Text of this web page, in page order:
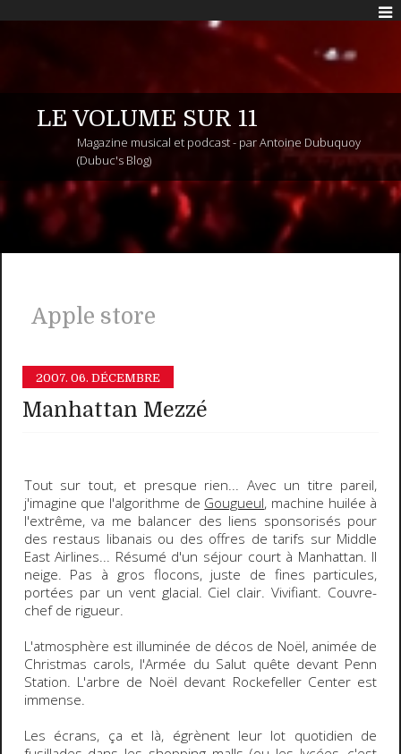
LE VOLUME SUR 11
Magazine musical et podcast - par Antoine Dubuquoy
(Dubuc's Blog)
Apple store
2007. 06. DÉCEMBRE
Manhattan Mezzé
Tout sur tout, et presque rien... Avec un titre pareil,
j'imagine que l'algorithme de Gougueul, machine huilée à
l'extrême, va me balancer des liens sponsorisés pour
des restaus libanais ou des offres de tarifs sur Middle
East Airlines... Résumé d'un séjour court à Manhattan. Il
neige. Pas à gros flocons, juste de fines particules,
portées par un vent glacial. Ciel clair. Vivifiant. Couvre-
chef de rigueur.
L'atmosphère est illuminée de décos de Noël, animée de
Christmas carols, l'Armée du Salut quête devant Penn
Station. L'arbre de Noël devant Rockefeller Center est
immense.
Les écrans, ça et là, égrènent leur lot quotidien de